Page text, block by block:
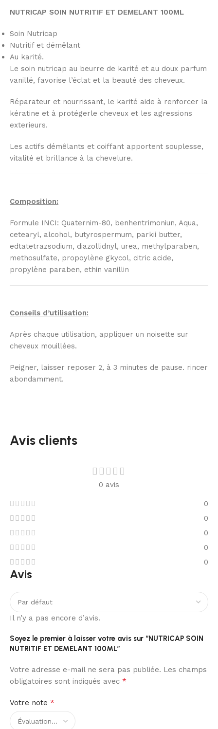
NUTRICAP SOIN NUTRITIF ET DEMELANT 100ML
Soin Nutricap
Nutritif et démêlant
Au karité.
Le soin nutricap au beurre de karité et au doux parfum
vanillé, favorise l’éclat et la beauté des cheveux.
Réparateur et nourrissant, le karité aide à renforcer la
kératine et à protégerle cheveux et les agressions
exterieurs.
Les actifs démêlants et coiffant apportent souplesse,
vitalité et brillance à la chevelure.
Composition:
Formule INCI: Quaternim-80, benhentrimoniun, Aqua,
cetearyl, alcohol, butyrospermum, parkii butter,
edtatetrazsodium, diazollidnyl, urea, methylparaben,
methosulfate, propoylène gkycol, citric acide,
propylène paraben, ethin vanillin
Conseils d’utilisation:
Après chaque utilisation, appliquer un noisette sur
cheveux mouillées.
Peigner, laisser reposer 2, à 3 minutes de pause. rincer
abondamment.
Avis clients
0 avis
0
0
0
0
0
Avis
Il n’y a pas encore d’avis.
Soyez le premier à laisser votre avis sur “NUTRICAP SOIN
NUTRITIF ET DEMELANT 100ML”
Votre adresse e-mail ne sera pas publiée. Les champs
obligatoires sont indiqués avec *
Votre note *